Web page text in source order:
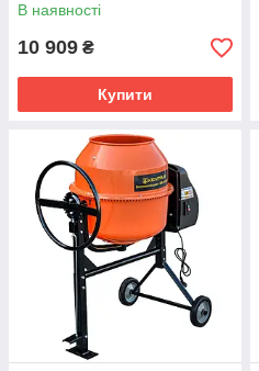
В наявності
10 909 ₴
Купити